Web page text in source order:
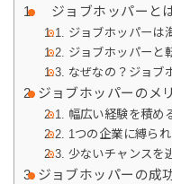
ジョブホッパーと
ジョブホッパーは
ジョブホッパーと
なぜなの？ジョブ
ジョブホッパーのメ
幅広い経験を積め
1つの企業に縛ら
少ないチャンスを
ジョブホッパーの成